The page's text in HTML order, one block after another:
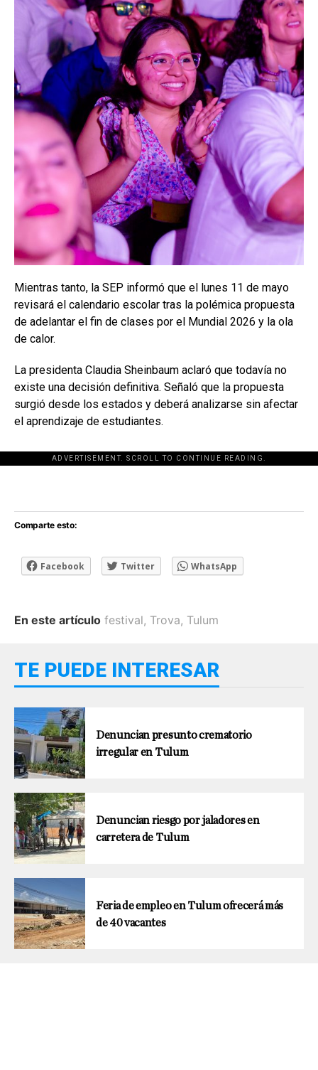
Mientras tanto, la SEP informó que el lunes 11 de mayo
revisará el calendario escolar tras la polémica propuesta
de adelantar el fin de clases por el Mundial 2026 y la ola
de calor.
La presidenta Claudia Sheinbaum aclaró que todavía no
existe una decisión definitiva. Señaló que la propuesta
surgió desde los estados y deberá analizarse sin afectar
el aprendizaje de estudiantes.
ADVERTISEMENT. SCROLL TO CONTINUE READING.
[adsforwp id="243463"]
Comparte esto:
Facebook Twitter WhatsApp
En este artículo festival, Trova, Tulum
TE PUEDE INTERESAR
Denuncian presunto crematorio
irregular en Tulum
Denuncian riesgo por jaladores en
carretera de Tulum
Feria de empleo en Tulum ofrecerá más
de 40 vacantes